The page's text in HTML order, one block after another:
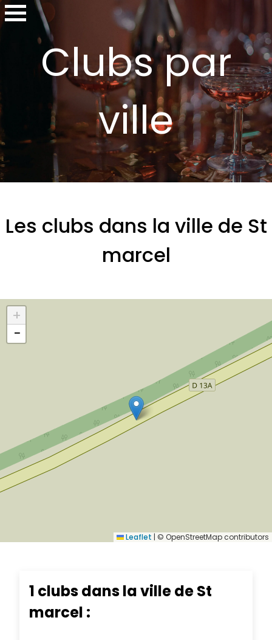
Clubs par
ville
Les clubs dans la ville de St
marcel
+
−
Leaflet | © OpenStreetMap contributors
1 clubs dans la ville de St
marcel :